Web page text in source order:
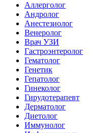
Аллерголог
Андролог
Анестезиолог
Венеролог
Врач УЗИ
Гастроэнтеролог
Гематолог
Генетик
Гепатолог
Гинеколог
Гирудотерапевт
Дерматолог
Диетолог
Иммунолог